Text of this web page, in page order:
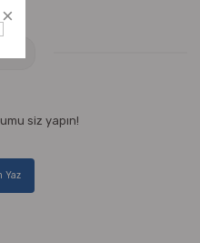
siz yapın!
Yaz